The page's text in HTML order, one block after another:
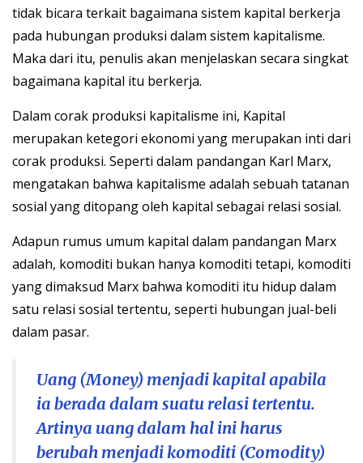
tidak bicara terkait bagaimana sistem kapital berkerja
pada hubungan produksi dalam sistem kapitalisme.
Maka dari itu, penulis akan menjelaskan secara singkat
bagaimana kapital itu berkerja.
Dalam corak produksi kapitalisme ini, Kapital
merupakan ketegori ekonomi yang merupakan inti dari
corak produksi. Seperti dalam pandangan Karl Marx,
mengatakan bahwa kapitalisme adalah sebuah tatanan
sosial yang ditopang oleh kapital sebagai relasi sosial.
Adapun rumus umum kapital dalam pandangan Marx
adalah, komoditi bukan hanya komoditi tetapi, komoditi
yang dimaksud Marx bahwa komoditi itu hidup dalam
satu relasi sosial tertentu, seperti hubungan jual-beli
dalam pasar.
Uang (Money) menjadi kapital apabila
ia berada dalam suatu relasi tertentu.
Artinya uang dalam hal ini harus
berubah menjadi komoditi (Comodity)